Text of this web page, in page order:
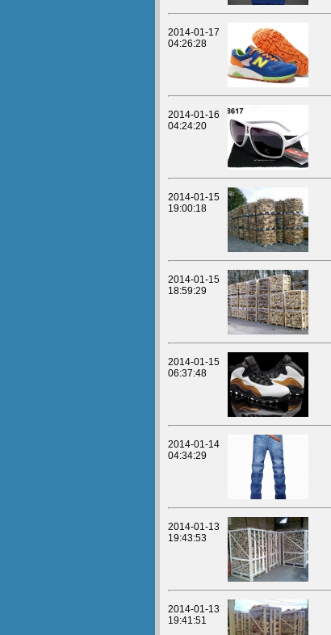
2014-01-17
04:26:28
2014-01-16
04:24:20
2014-01-15
19:00:18
2014-01-15
18:59:29
2014-01-15
06:37:48
2014-01-14
04:34:29
2014-01-13
19:43:53
2014-01-13
19:41:51